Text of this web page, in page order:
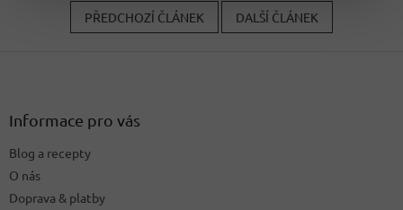
PŘEDCHOZÍ ČLÁNEK DALŠÍ ČLÁNEK
Informace pro vás
Blog a recepty
O nás
Doprava & platby